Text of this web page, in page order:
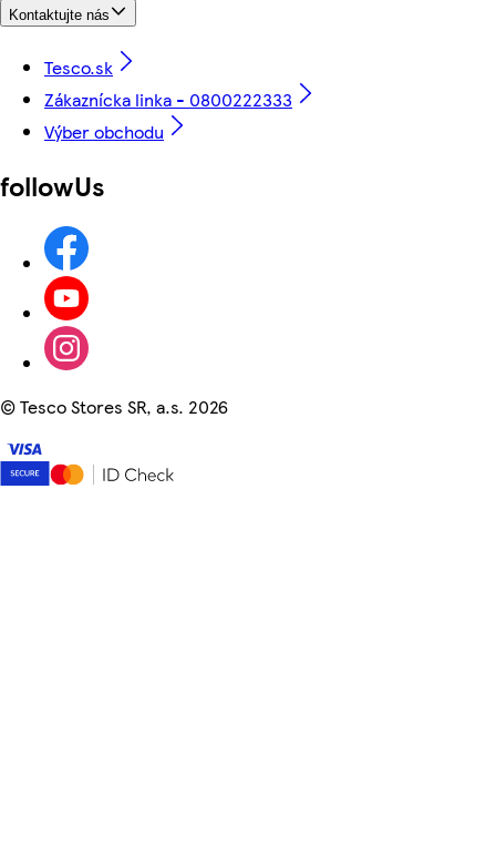
Kontaktujte nás
Tesco.sk
Zákaznícka linka - 0800222333
Výber obchodu
followUs
©Tesco Stores SR, a.s. 2026